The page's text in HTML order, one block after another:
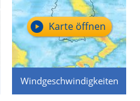
Windgeschwindigkeiten
Karte öffnen